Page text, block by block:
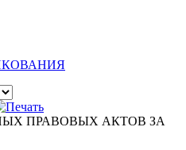
ПРАВОВЫХ АКТОВ ЗА